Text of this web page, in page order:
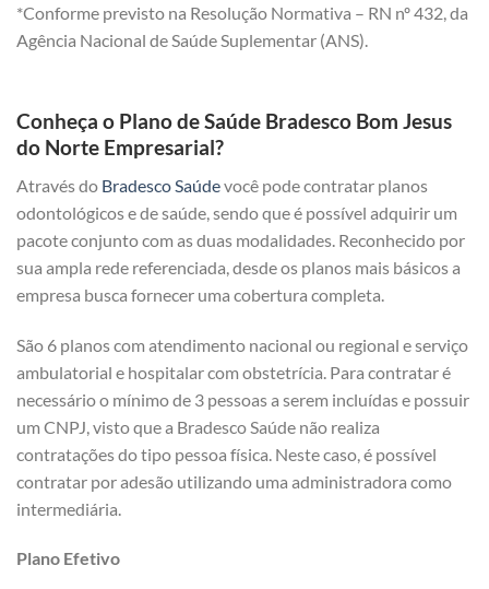
*Conforme previsto na Resolução Normativa – RN nº 432, da
Agência Nacional de Saúde Suplementar (ANS).
Conheça o Plano de Saúde Bradesco Bom Jesus
do Norte Empresarial?
Através do Bradesco Saúdevocê pode contratar planos
odontológicos e de saúde, sendo que é possível adquirir um
pacote conjunto com as duas modalidades. Reconhecido por
sua ampla rede referenciada, desde os planos mais básicos a
empresa busca fornecer uma cobertura completa.
São 6 planos com atendimento nacional ou regional e serviço
ambulatorial e hospitalar com obstetrícia. Para contratar é
necessário o mínimo de 3 pessoas a serem incluídas e possuir
um CNPJ, visto que a Bradesco Saúde não realiza
contratações do tipo pessoa física. Neste caso, é possível
contratar por adesão utilizando uma administradora como
intermediária.
Plano Efetivo